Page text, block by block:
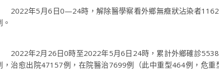
年5月6日0—24時，解除醫學察看外鄉無癥狀沾染者
。
年2月26日0時至2022年5月6日24時，累計外鄉確診
，治愈出院47157例，在院醫治7699例（此中重型464例，危重